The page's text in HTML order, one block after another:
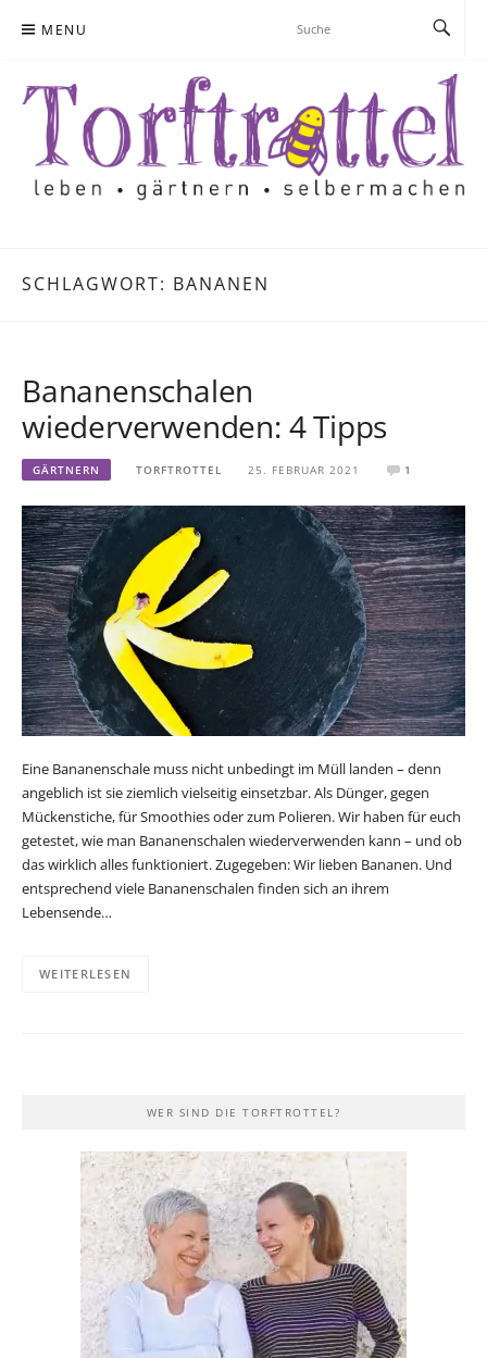
MENU
SCHLAGWORT: BANANEN
Bananenschalen
wiederverwenden: 4 Tipps
GÄRTNERN TORFTROTTEL 25. FEBRUAR 2021 1
Eine Bananenschale muss nicht unbedingt im Müll landen – denn
angeblich ist sie ziemlich vielseitig einsetzbar. Als Dünger, gegen
Mückenstiche, für Smoothies oder zum Polieren. Wir haben für euch
getestet, wie man Bananenschalen wiederverwenden kann – und ob
das wirklich alles funktioniert. Zugegeben: Wir lieben Bananen. Und
entsprechend viele Bananenschalen finden sich an ihrem
Lebensende…
WEITERLESEN
WER SIND DIE TORFTROTTEL?